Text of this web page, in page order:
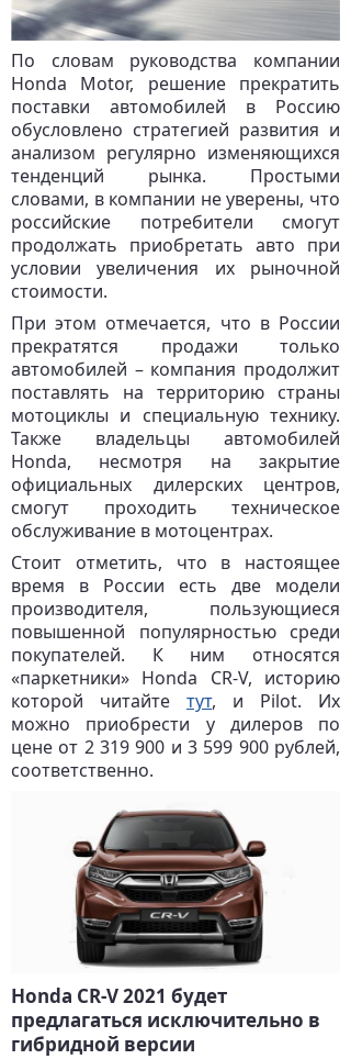
По словам руководства компании
Honda Motor, решение прекратить
поставки автомобилей в Россию
обусловлено стратегией развития и
анализом регулярно изменяющихся
тенденций рынка. Простыми
словами, в компании не уверены, что
российские потребители смогут
продолжать приобретать авто при
условии увеличения их рыночной
стоимости.
При этом отмечается, что в России
прекратятся продажи только
автомобилей – компания продолжит
поставлять на территорию страны
мотоциклы и специальную технику.
Также владельцы автомобилей
Honda, несмотря на закрытие
официальных дилерских центров,
смогут проходить техническое
обслуживание в мотоцентрах.
Стоит отметить, что в настоящее
время в России есть две модели
производителя, пользующиеся
повышенной популярностью среди
покупателей. К ним относятся
«паркетники» Honda CR-V, историю
которой читайте тут, и Pilot. Их
можно приобрести у дилеров по
цене от 2 319 900 и 3 599 900 рублей,
соответственно.
Honda CR-V 2021 будет
предлагаться исключительно в
гибридной версии